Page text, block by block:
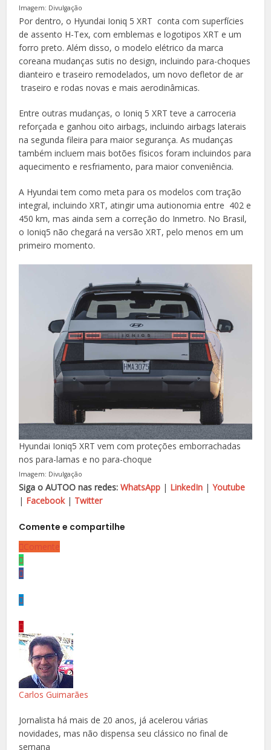
Imagem: Divulgação
Por dentro, o Hyundai Ioniq 5 XRT conta com superfícies
de assento H-Tex, com emblemas e logotipos XRT e um
forro preto. Além disso, o modelo elétrico da marca
coreana mudanças sutis no design, incluindo para-choques
dianteiro e traseiro remodelados, um novo defletor de ar
traseiro e rodas novas e mais aerodinâmicas.
Entre outras mudanças, o Ioniq 5 XRT teve a carroceria
reforçada e ganhou oito airbags, incluindo airbags laterais
na segunda fileira para maior segurança. As mudanças
também incluem mais botões físicos foram incluindos para
aquecimento e resfriamento, para maior conveniência.
A Hyundai tem como meta para os modelos com tração
integral, incluindo XRT, atingir uma autionomia entre 402 e
450 km, mas ainda sem a correção do Inmetro. No Brasil,
o Ioniq5 não chegará na versão XRT, pelo menos em um
primeiro momento.
Hyundai Ioniq5 XRT vem com proteções emborrachadas
nos para-lamas e no para-choque
Imagem: Divulgação
Siga o AUTOO nas redes: WhatsApp | LinkedIn |Youtube
| Facebook | Twitter
Comente e compartilhe
Comente
Carlos Guimarães
Jornalista há mais de 20 anos, já acelerou várias
novidades, mas não dispensa seu clássico no final de
semana